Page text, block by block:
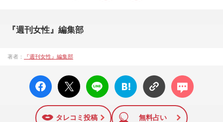
『週刊女性』編集部
著者： 『週刊女性』編集部
facebo
ok い
X ポス
ト
LINE
はてな
ブック
に追加
コメン
ト
タレコミ投稿 無料占い